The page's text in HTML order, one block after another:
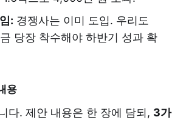
: 경쟁사는 이미 도입. 우리도
당장 착수해야 하반기 성과 확
용
다. 제안 내용은 한 장에 담되, 3가